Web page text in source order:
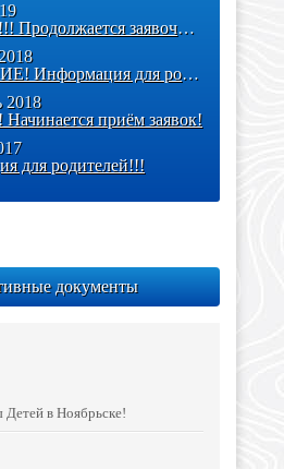
Внимание!!! Продолжается заявочная кампания по летнему отдыху
ВНИМАНИЕ! Информация для родителей!
2018
приём заявок!
для родителей!!!
документы
в Ноябрьске!